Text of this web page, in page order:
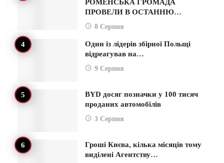
РОМЕНСЬКА ГРОМАДА
ПРОВЕЛИ В ОСТАННЮ…
8 Серпня
Один із лідерів збірної Польщі
відреагував на…
9 Серпня
BYD досяг позначки у 100 тисяч
проданих автомобілів
3 Серпня
Гроші Києва, кілька місяців тому
виділені Агентству…